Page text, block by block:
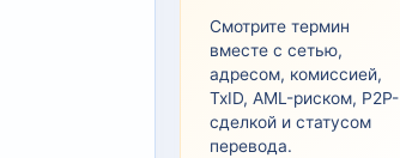
Смотрите термин
вместе с сетью,
адресом, комиссией,
TxID, AML-рискoм, P2P-
сделкой и статусом
перевода.